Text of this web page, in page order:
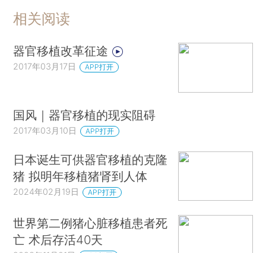
相关阅读
器官移植改革征途
2017年03月17日 APP打开
国风｜器官移植的现实阻碍
2017年03月10日 APP打开
日本诞生可供器官移植的克隆
猪 拟明年移植猪肾到人体
2024年02月19日 APP打开
世界第二例猪心脏移植患者死
亡 术后存活40天